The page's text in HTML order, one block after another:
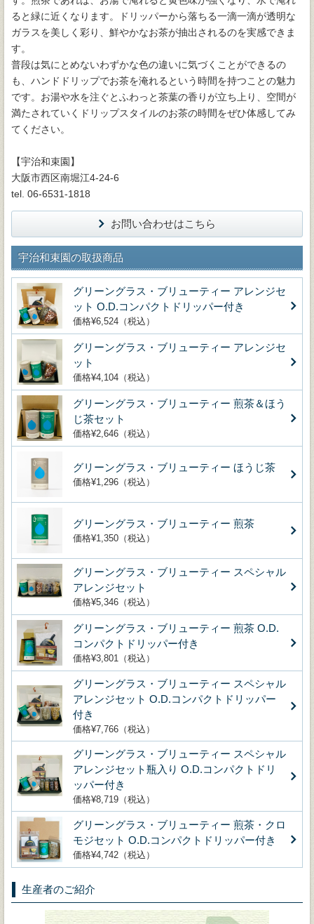
ると緑に近くなります。ドリッパーから落ちる一滴一滴が透明な
ガラスを美しく彩り、鮮やかなお茶が抽出されるのを実感できま
す。
普段は気にとめないわずかな色の違いに気づくことができるの
も、ハンドドリップでお茶を淹れるという時間を持つことの魅力
です。お湯や水を注ぐとふわっと茶葉の香りが立ち上り、空間が
満たされていくドリップスタイルのお茶の時間をぜひ体感してみ
てください。
【宇治和束園】
大阪市西区南堀江4-24-6
tel. 06-6531-1818
お問い合わせはこちら
宇治和束園の取扱商品
グリーングラス・ブリューティー アレンジセ
ット O.D.コンパクトドリッパー付き
価格¥6,524（税込）
グリーングラス・ブリューティー アレンジセ
ット
価格¥4,104（税込）
グリーングラス・ブリューティー 煎茶＆ほう
じ茶セット
価格¥2,646（税込）
グリーングラス・ブリューティー ほうじ茶
価格¥1,296（税込）
グリーングラス・ブリューティー 煎茶
価格¥1,350（税込）
グリーングラス・ブリューティー スペシャル
アレンジセット
価格¥5,346（税込）
グリーングラス・ブリューティー 煎茶 O.D.
コンパクトドリッパー付き
価格¥3,801（税込）
グリーングラス・ブリューティー スペシャル
アレンジセット O.D.コンパクトドリッパー
付き
価格¥7,766（税込）
グリーングラス・ブリューティー スペシャル
アレンジセット瓶入り O.D.コンパクトドリ
ッパー付き
価格¥8,719（税込）
グリーングラス・ブリューティー 煎茶・クロ
モジセット O.D.コンパクトドリッパー付き
価格¥4,742（税込）
生産者のご紹介